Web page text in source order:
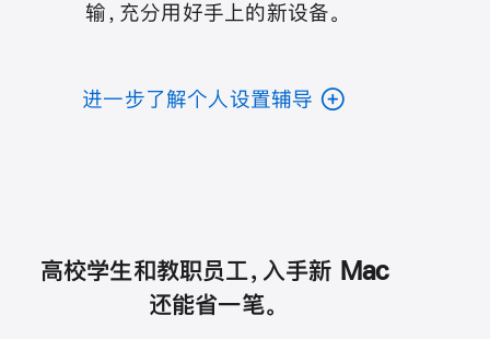
输，充分用好手上的新设备。
进一步了解个人设置辅导
高校学生和教职员工，入手新 Mac
还能省一笔。